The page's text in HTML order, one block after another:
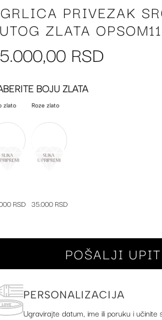
PRIVEZAK
ZLATA
RSD
BOJU ZLATA
zlato
RSD
Roze zlato
35.000 RSD
POŠALJI UPIT
PERSONALIZACIJA
Ugravirajte datum, ime ili poruku i učinite